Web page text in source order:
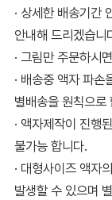
· 상세한 배송기간
안내해 드리겠습니
· 그림만 주문하시
· 배송중 액자 파손
별배송을 원칙으로
· 액자제작이 진행
불가능 합니다.
· 대형사이즈 액자
발생할 수 있으며